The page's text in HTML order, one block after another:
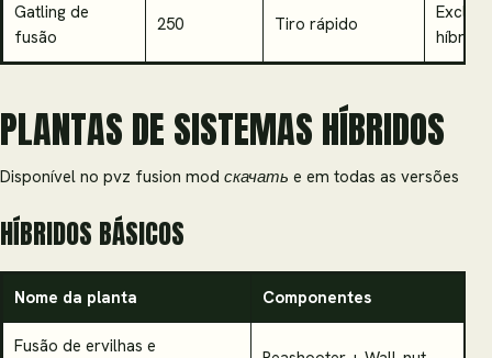
Gatling de
fusão
250 Tiro rápido
híbrido
PLANTAS DE SISTEMAS HÍBRIDOS
Disponível no pvz fusion mod скачать e em todas as versões
HÍBRIDOS BÁSICOS
Nome da planta Componentes
Fusão de ervilhas e